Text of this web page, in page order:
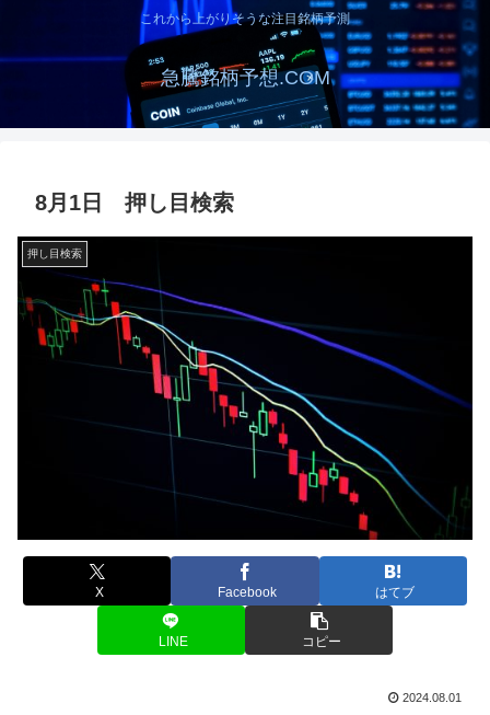
これから上がりそうな注目銘柄予測
急騰銘柄予想.COM
8月1日 押し目検索
押し目検索
X Facebook はてブ
LINE コピー
2024.08.01